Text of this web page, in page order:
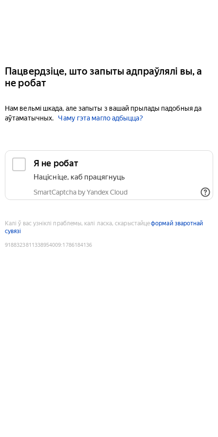
Пацвердзіце, што запыты адпраўлялі вы, а
не робат
Нам вельмі шкада, але запыты з вашай прылады падобныя да
аўтаматычных.
Чаму гэта магло адбыцца?
Я не робат
Націсніце, каб працягнуць
SmartCaptcha by Yandex Cloud
Калі ў вас узніклі праблемы, калі ласка, скарыстайцеформай зваротнай
сувязі
9188323811338954009:1786184136